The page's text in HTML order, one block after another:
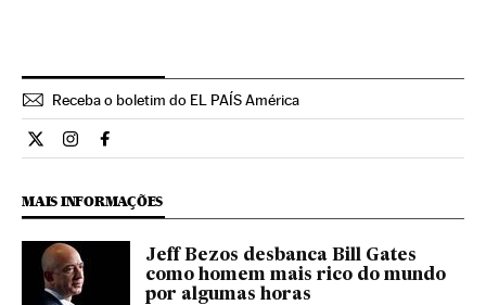
Receba o boletim do EL PAÍS América
Internacional El País Brasil en Twitter
Internacional El País Brasil en Instagram
Internacional El País Brasil en Facebook
MAIS INFORMAÇÕES
Jeff Bezos desbanca Bill Gates
como homem mais rico do mundo
por algumas horas